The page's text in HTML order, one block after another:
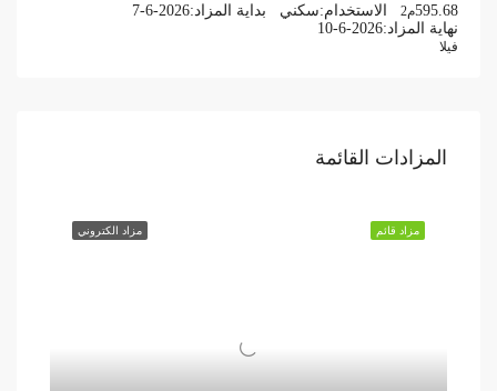
595.68م2 الاستخدام:سكني بداية المزاد:7-6-2026
نهاية المزاد:10-6-2026
فيلا
المزادات القائمة
مزاد الكتروني مزاد قائم